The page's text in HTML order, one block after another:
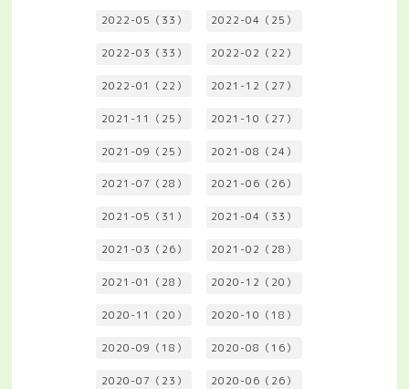
2022-05（33） 2022-04（25）
2022-03（33） 2022-02（22）
2022-01（22） 2021-12（27）
2021-11（25） 2021-10（27）
2021-09（25） 2021-08（24）
2021-07（28） 2021-06（26）
2021-05（31） 2021-04（33）
2021-03（26） 2021-02（28）
2021-01（28） 2020-12（20）
2020-11（20） 2020-10（18）
2020-09（18） 2020-08（16）
2020-07（23） 2020-06（26）